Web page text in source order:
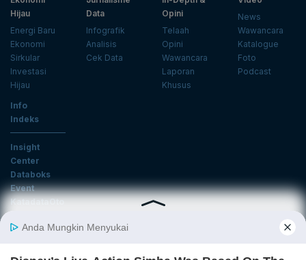
Hijau
Energi Baru
Ekonomi
Sirkular
Investasi
Hijau
Data
Infografik
Analisis
Cek Data
Opini
Telaah
Opini
Wawancara
Laporan
Khusus
News
Wawancara
Katalogue
Foto
Podcast
Info
Indeks
Insight
Center
Databoks
Event
KatadataOto